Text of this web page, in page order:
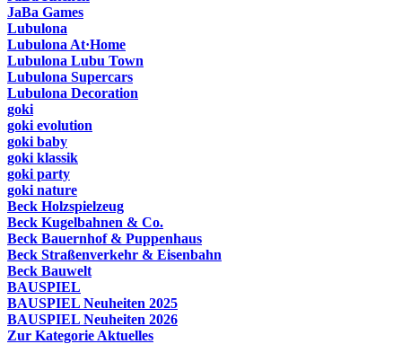
JaBa Games
Lubulona
Lubulona At·Home
Lubulona Lubu Town
Lubulona Supercars
Lubulona Decoration
goki
goki evolution
goki baby
goki klassik
goki party
goki nature
Beck Holzspielzeug
Beck Kugelbahnen & Co.
Beck Bauernhof & Puppenhaus
Beck Straßenverkehr & Eisenbahn
Beck Bauwelt
BAUSPIEL
BAUSPIEL Neuheiten 2025
BAUSPIEL Neuheiten 2026
Zur Kategorie Aktuelles